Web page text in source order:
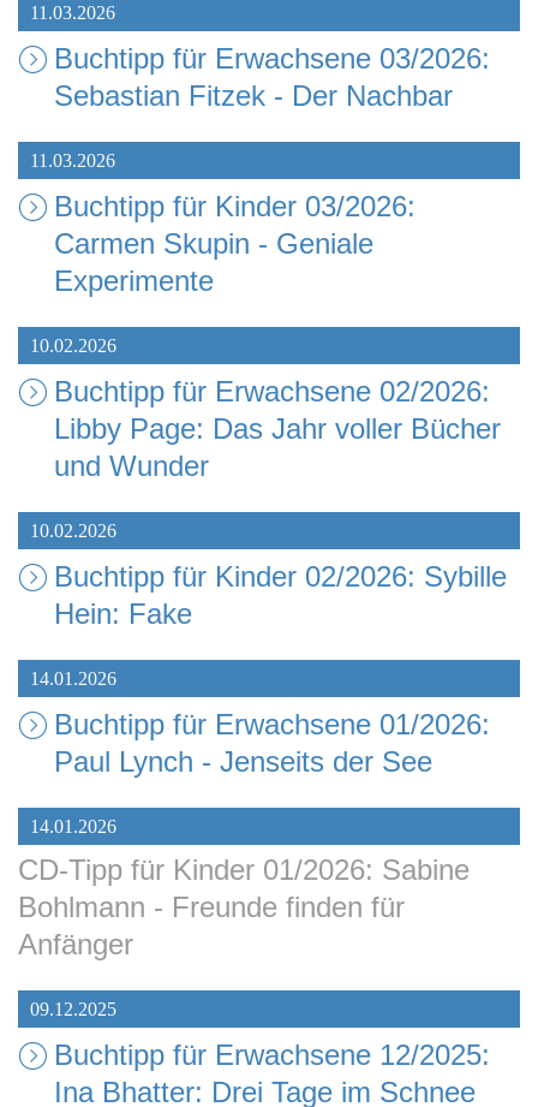
11.03.2026
Buchtipp für Erwachsene 03/2026:
Sebastian Fitzek - Der Nachbar
11.03.2026
Buchtipp für Kinder 03/2026:
Carmen Skupin - Geniale
Experimente
10.02.2026
Buchtipp für Erwachsene 02/2026:
Libby Page: Das Jahr voller Bücher
und Wunder
10.02.2026
Buchtipp für Kinder 02/2026: Sybille
Hein: Fake
14.01.2026
Buchtipp für Erwachsene 01/2026:
Paul Lynch - Jenseits der See
14.01.2026
CD-Tipp für Kinder 01/2026: Sabine
Bohlmann - Freunde finden für
Anfänger
09.12.2025
Buchtipp für Erwachsene 12/2025:
Ina Bhatter: Drei Tage im Schnee